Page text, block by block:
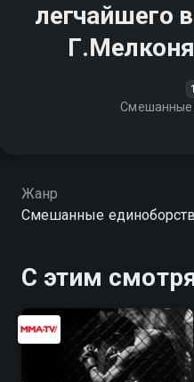
легчайшего
Смешанные
Жанр
Смешанные
С этим